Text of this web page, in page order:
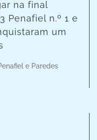
na final
Penafiel n.º 1 e
um
e Paredes